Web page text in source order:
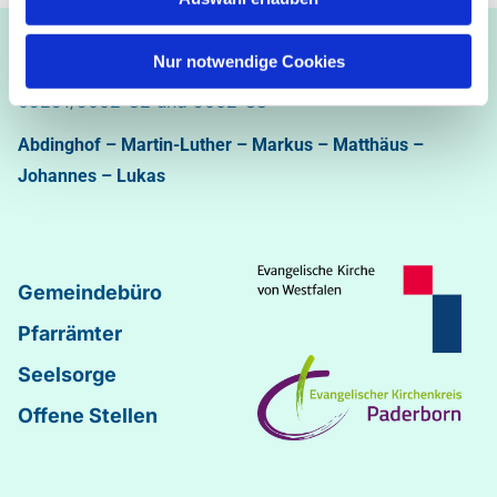
Nur notwendige Cookies
Ev.-luth. Kirchengemeinde Paderborn
Bastfelder Weg 30 - 33098 Paderborn
05251/5002-32 und 5002-33
Abdinghof – Martin-Luther – Markus – Matthäus –
Johannes – Lukas
Gemeindebüro
Pfarrämter
Seelsorge
Offene Stellen